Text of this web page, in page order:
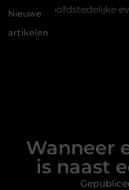
Nieuwe
artikelen
Wanneer
is naast